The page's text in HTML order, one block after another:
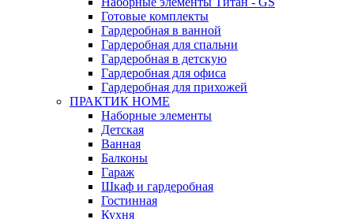
Готовые комплекты
Гардеробная в ванной
Гардеробная для спальни
Гардеробная в детскую
Гардеробная для офиса
Гардеробная для прихожей
ПРАКТИК HOME
Наборные элементы
Детская
Ванная
Балконы
Гараж
Шкаф и гардеробная
Гостинная
Кухня